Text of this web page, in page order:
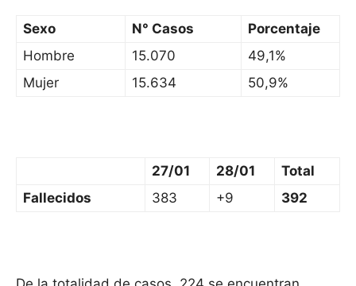
Sexo N° Casos
Porcentaje
Hombre
15.070
49,1%
Mujer
15.634 50,9%
27/01 28/01
Total
Fallecidos
383 +9 392